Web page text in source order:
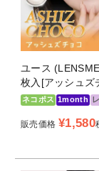
ユース
枚入[アッシュズ
ネコポス 1month
販売価格 ¥1,580